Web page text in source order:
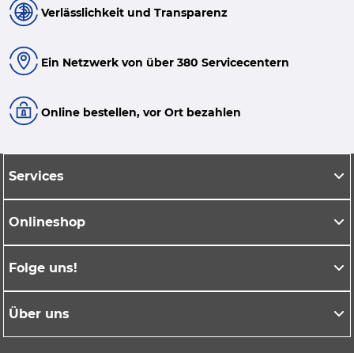
Verlässlichkeit und Transparenz
Ein Netzwerk von über 380 Servicecentern
Online bestellen, vor Ort bezahlen
Services
Onlineshop
Folge uns!
Über uns